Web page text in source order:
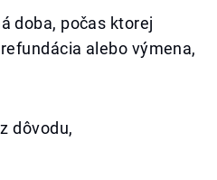
doba, počas ktorej
alebo výmena,
dôvodu,